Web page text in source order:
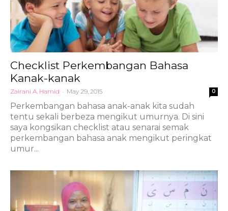
Checklist Perkembangan Bahasa
Kanak-kanak
Zairani A. Hamid - May 29, 2015 0
Perkembangan bahasa anak-anak kita sudah
tentu sekali berbeza mengikut umurnya. Di sini
saya kongsikan checklist atau senarai semak
perkembangan bahasa anak mengikut peringkat
umur...